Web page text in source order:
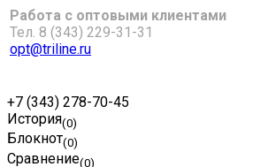
Работа с оптовыми клиентами
Тел. 8 (343) 229-31-31
opt@triline.ru
+7 (343) 278-70-45
История(0)
Блокнот(0)
Сравнение(0)